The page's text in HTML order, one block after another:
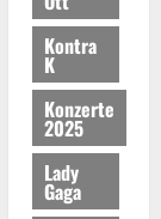
Kontra
K
Konzerte
2025
Lady
Gaga